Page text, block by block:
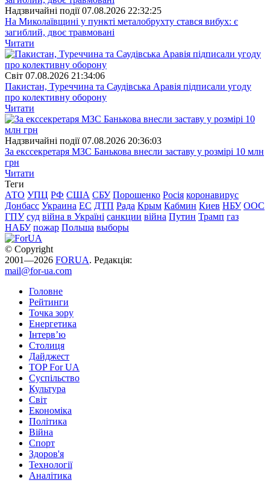
Надзвичайні події 07.08.2026 22:32:25
На Миколаївщині у пункті металобрухту стався вибух: є
загиблий, двоє травмовані
Читати
Свiт 07.08.2026 21:34:06
Пакистан, Туреччина та Саудівська Аравія підписали угоду
про колективну оборону
Читати
Надзвичайні події 07.08.2026 20:36:03
За екссекретаря МЗС Банькова внесли заставу у розмірі 10 млн
грн
Читати
Теги
АТО УПЦ РФ США СБУ Порошенко Росія коронавирус
Донбасс Украина ЕС ДТП Рада Крым Кабмин Киев НБУ ООС
ГПУ суд війна в Україні санкции війна Путин Трамп газ
НАБУ пожар Польша выборы
© Copyright
2001—2026 FORUA. Редакція:
mail@for-ua.com
Головне
Рейтинги
Точка зору
Енергетика
Інтерв’ю
Столиця
Дайджест
TOP For UA
Суспiльство
Культура
Світ
Економіка
Політика
Війна
Спорт
Здоров'я
Технології
Аналітика